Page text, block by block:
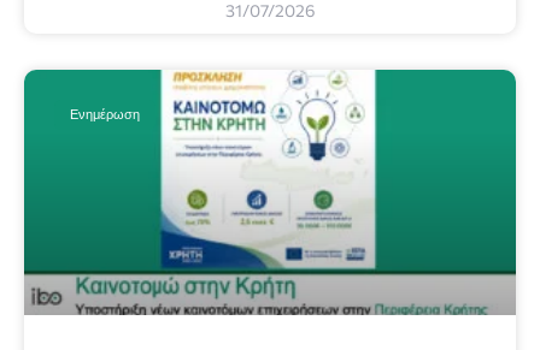
31/07/2026
Ενημέρωση